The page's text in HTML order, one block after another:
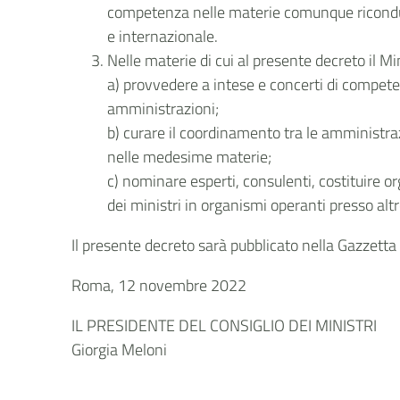
competenza nelle materie comunque
e internazionale.
Nelle materie di cui al presente decreto il
a) provvedere a intese e concerti di
amministrazioni;
b) curare il coordinamento tra le
nelle medesime materie;
c) nominare esperti, consulenti, costituire
dei ministri in organismi operanti presso
Il presente decreto sarà pubblicato nella
Roma, 12 novembre 2022
IL PRESIDENTE DEL CONSIGLIO DEI MINISTRI
Giorgia Meloni